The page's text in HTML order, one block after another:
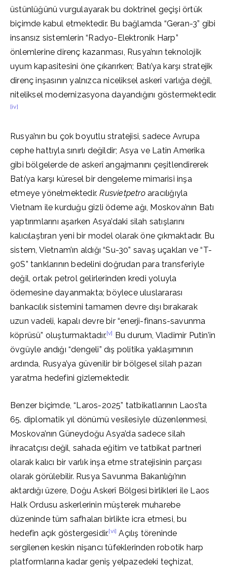
üstünlüğünü vurgulayarak bu doktrinel geçişi örtük
biçimde kabul etmektedir. Bu bağlamda “Geran-3” gibi
insansız sistemlerin “Radyo-Elektronik Harp”
önlemlerine direnç kazanması, Rusya’nın teknolojik
uyum kapasitesini öne çıkarırken; Batı’ya karşı stratejik
direnç inşasının yalnızca niceliksel askerî varlığa değil,
niteliksel modernizasyona dayandığını göstermektedir.
[iv]
Rusya’nın bu çok boyutlu stratejisi, sadece Avrupa
cephe hattıyla sınırlı değildir; Asya ve Latin Amerika
gibi bölgelerde de askerî angajmanını çeşitlendirerek
Batı’ya karşı küresel bir dengeleme mimarisi inşa
etmeye yönelmektedir.Rusvietpetroaracılığıyla
Vietnam ile kurduğu gizli ödeme ağı, Moskova’nın Batı
yaptırımlarını aşarken Asya’daki silah satışlarını
kalıcılaştıran yeni bir model olarak öne çıkmaktadır. Bu
sistem, Vietnam’ın aldığı “Su-30” savaş uçakları ve “T-
90S” tanklarının bedelini doğrudan para transferiyle
değil, ortak petrol gelirlerinden kredi yoluyla
ödemesine dayanmakta; böylece uluslararası
bankacılık sistemini tamamen devre dışı bırakarak
uzun vadeli, kapalı devre bir “enerji-finans-savunma
köprüsü” oluşturmaktadır.[v] Bu durum, Vladimir Putin’in
övgüyle andığı “dengeli” dış politika yaklaşımının
ardında, Rusya’ya güvenilir bir bölgesel silah pazarı
yaratma hedefini gizlemektedir.
Benzer biçimde, “Laros-2025” tatbikatlarının Laos’ta
65. diplomatik yıl dönümü vesilesiyle düzenlenmesi,
Moskova’nın Güneydoğu Asya’da sadece silah
ihracatçısı değil, sahada eğitim ve tatbikat partneri
olarak kalıcı bir varlık inşa etme stratejisinin parçası
olarak görülebilir. Rusya Savunma Bakanlığı’nın
aktardığı üzere, Doğu Askerî Bölgesi birlikleri ile Laos
Halk Ordusu askerlerinin müşterek muharebe
düzeninde tüm safhaları birlikte icra etmesi, bu
hedefin açık göstergesidir.[vi] Açılış töreninde
sergilenen keskin nişancı tüfeklerinden robotik harp
platformlarına kadar geniş yelpazedeki teçhizat,